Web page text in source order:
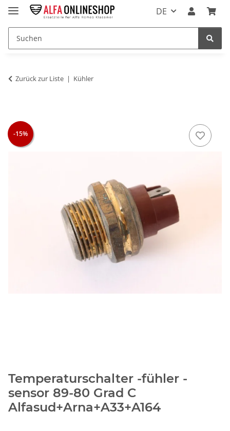
DE
Zurück zur Liste Kühler
-15%
Temperaturschalter -fühler -
sensor 89-80 Grad C
Alfasud+Arna+A33+A164